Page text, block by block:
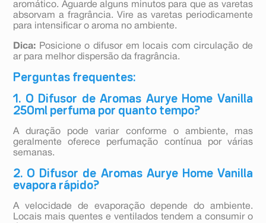
aromático. Aguarde alguns minutos para que as varetas
absorvam a fragrância. Vire as varetas periodicamente
para intensificar o aroma no ambiente.
Dica:
Posicione o difusor em locais com circulação de
ar para melhor dispersão da fragrância.
Perguntas frequentes:
1. O Difusor de Aromas Aurye Home Vanilla
250ml perfuma por quanto tempo?
A duração pode variar conforme o ambiente, mas
geralmente oferece perfumação contínua por várias
semanas.
2. O Difusor de Aromas Aurye Home Vanilla
evapora rápido?
A velocidade de evaporação depende do ambiente.
Locais mais quentes e ventilados tendem a consumir o